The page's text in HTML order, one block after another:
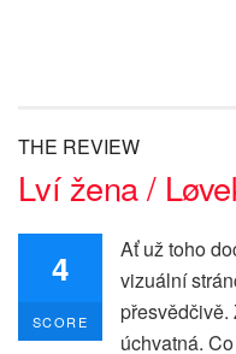
THE REVIEW
Lví žena /
4
SCORE
Ať už toho
vizuální
přesvědčivě.
úchvatná.